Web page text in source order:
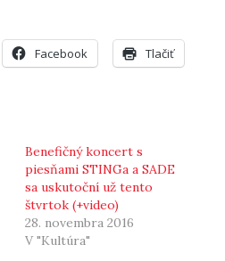
Facebook Tlačiť
Benefičný koncert s
piesňami STINGa a SADE
sa uskutoční už tento
štvrtok (+video)
28. novembra 2016
V "Kultúra"